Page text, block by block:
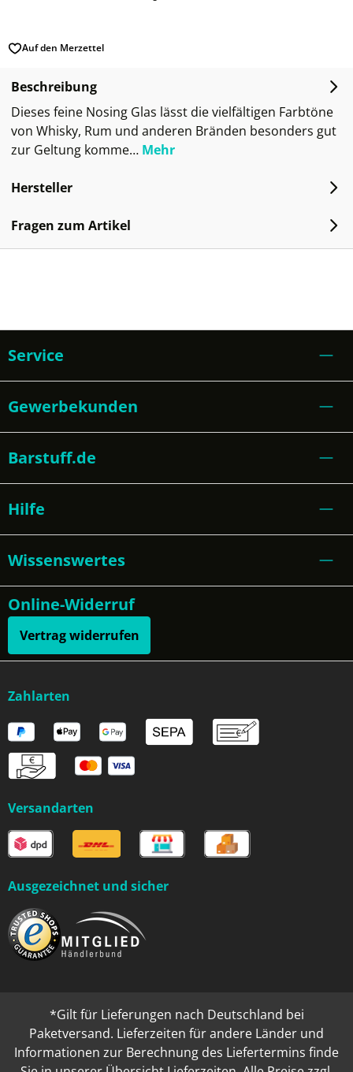
Auf den Merzettel
Beschreibung
Dieses feine Nosing Glas lässt die vielfältigen Farbtöne
von Whisky, Rum und anderen Bränden besonders gut
zur Geltung komme… Mehr
Hersteller
Fragen zum Artikel
Service
Gewerbekunden
Barstuff.de
Hilfe
Wissenswertes
Online-Widerruf
Vertrag widerrufen
Zahlarten
Versandarten
Ausgezeichnet und sicher
*Gilt für Lieferungen nach Deutschland bei
Paketversand. Lieferzeiten für andere Länder und
Informationen zur Berechnung des Liefertermins finde